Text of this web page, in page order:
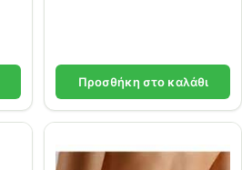
Προσθήκη στο καλάθι